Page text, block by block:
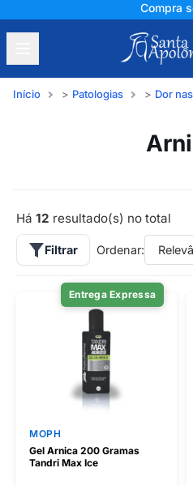
Compra
Início Patologias Dor
Há 12 resultado(s) no total
Filtrar Ordenar:
Entrega Expressa
MOPH
Gel Arnica 200 Gramas
Tandri Max Ice